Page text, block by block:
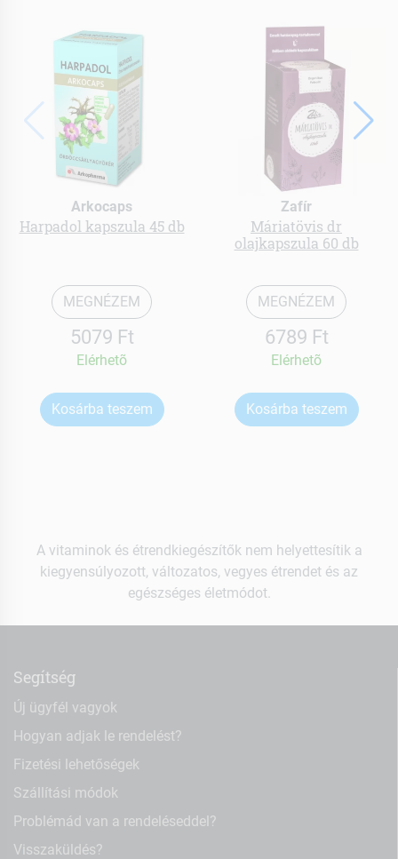
Arkocaps
Harpadol kapszula 45 db
MEGNÉZEM
5079 Ft
Elérhetõ
Kosárba teszem
Zafír
Máriatövis dr
olajkapszula 60 db
MEGNÉZEM
6789 Ft
Elérhetõ
Kosárba teszem
A vitaminok és étrendkiegészítők nem helyettesítik a
kiegyensúlyozott, változatos, vegyes étrendet és az
egészséges életmódot.
Segítség
Új ügyfél vagyok
Hogyan adjak le rendelést?
Fizetési lehetőségek
Szállítási módok
Problémád van a rendeléseddel?
Visszaküldés?